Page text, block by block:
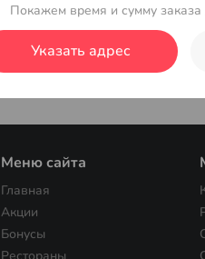
Меню сайта
Главная
Акции
Бонусы
Покажем время и сумму заказа
Указать адрес